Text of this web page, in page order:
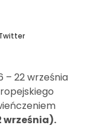
– 22 września
września).